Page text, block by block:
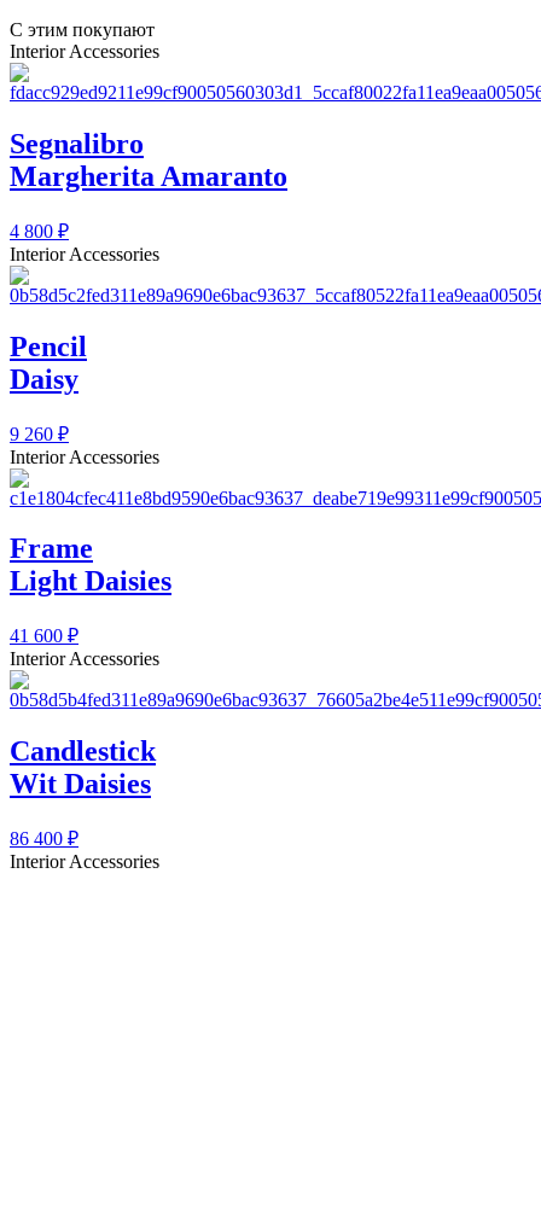
С этим покупают
Interior Accessories
Segnalibro
Margherita Amaranto
4 800 ₽
Interior Accessories
Pencil
Daisy
9 260 ₽
Interior Accessories
Frame
Light Daisies
41 600 ₽
Interior Accessories
Candlestick
Wit Daisies
86 400 ₽
Interior Accessories